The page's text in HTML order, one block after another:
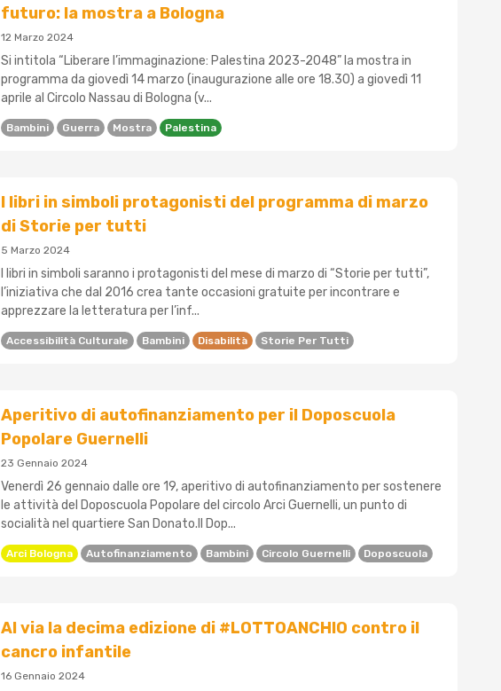
futuro: la mostra a Bologna
12 Marzo 2024
Si intitola “Liberare l’immaginazione: Palestina 2023-2048” la mostra in
programma da giovedì 14 marzo (inaugurazione alle ore 18.30) a giovedì 11
aprile al Circolo Nassau di Bologna (v...
Bambini Guerra Mostra Palestina
I libri in simboli protagonisti del programma di marzo
di Storie per tutti
5 Marzo 2024
I libri in simboli saranno i protagonisti del mese di marzo di “Storie per tutti”,
l’iniziativa che dal 2016 crea tante occasioni gratuite per incontrare e
apprezzare la letteratura per l’inf...
Accessibilità Culturale Bambini Disabilità Storie Per Tutti
Aperitivo di autofinanziamento per il Doposcuola
Popolare Guernelli
23 Gennaio 2024
Venerdì 26 gennaio dalle ore 19, aperitivo di autofinanziamento per sostenere
le attività del Doposcuola Popolare del circolo Arci Guernelli, un punto di
socialità nel quartiere San Donato.Il Dop...
Arci Bologna Autofinanziamento Bambini Circolo Guernelli Doposcuola
Al via la decima edizione di #LOTTOANCHIO contro il
cancro infantile
16 Gennaio 2024